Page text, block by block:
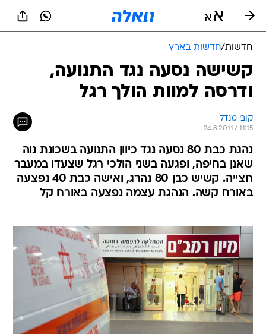
חדשות/חדשות בארץ
קשישה נסעה נגד התנועה,
ודרסה למוות הולך רגל
קובי מנדל
24.8.2011 / 11:15
נהגת כבת 80 נסעה נגד כיוון התנועה בשכונת נוה
שאנן בחיפה, ופגעה בשני הולכי רגל שצעדו במעבר
חצייה. קשיש כבן 80 נהרג, ואישה כבת 40 נפצעה
באורח קשה. הנהגת עצמה נפצעה באורח קל